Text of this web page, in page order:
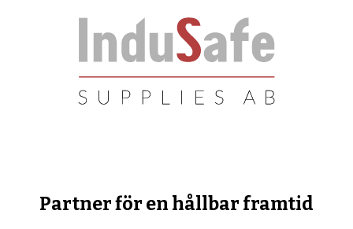
Partner för en hållbar framtid